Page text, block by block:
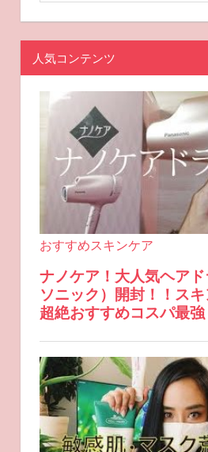
人気コンテンツ